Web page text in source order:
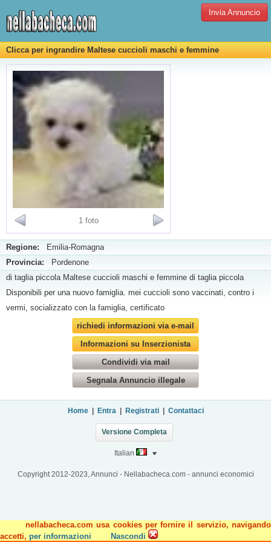
nellabacheca.com usa cookies per fornire il servizio, navigando
accetti, per informazioni Nascondi
Invia Annuncio
Clicca per ingrandire Maltese cuccioli maschi e femmine
1 foto
Regione: Emilia-Romagna
Provincia: Pordenone
di taglia piccola Maltese cuccioli maschi e femmine di taglia piccola
Disponibili per una nuovo famiglia. mei cuccioli sono vaccinati, contro i
vermi, socializzato con la famiglia, certificato
richiedi informazioni via e-mail
Informazioni su Inserzionista
Condividi via mail
Segnala Annuncio illegale
Home| Entra Registrati| Contattaci
Versione Completa
Italian
Copyright 2012-2023, Annunci - Nellabacheca.com - annunci economici